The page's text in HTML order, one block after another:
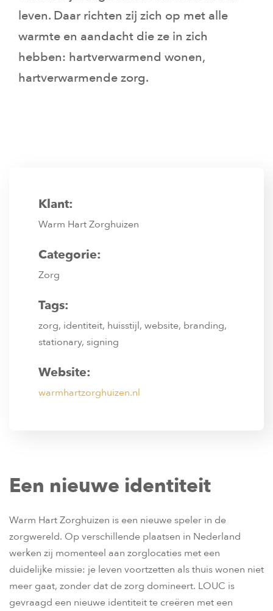
leven. Daar richten zij zich op met alle
warmte en aandacht die ze in zich
hebben: hartverwarmend wonen,
hartverwarmende zorg.
Klant:
Warm Hart Zorghuizen
Categorie:
Zorg
Tags:
zorg, identiteit, huisstijl, website, branding,
stationary, signing
Website:
warmhartzorghuizen.nl
Een nieuwe identiteit
Warm Hart Zorghuizen is een nieuwe speler in de
zorgwereld. Op verschillende plaatsen in Nederland
werken zij momenteel aan zorglocaties met een
duidelijke missie: je leven voortzetten als thuis wonen niet
meer gaat, zonder dat de zorg domineert. LOUC is
gevraagd een nieuwe identiteit te creëren met een